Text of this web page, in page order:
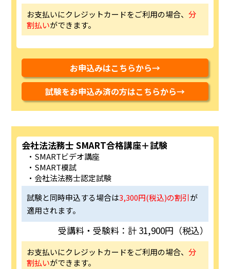
お支払いにクレジットカードをご利用の場合、分
割払いができます。
お申込みはこちらから→
試験をお申込み済の方はこちらから→
会社法法務士 SMART合格講座＋試験
SMARTビデオ講座
SMART模試
会社法法務士認定試験
試験と同時申込する場合は3,300円(税込)の割引が
適用されます。
受講料・受験料：計 31,900円（税込）
お支払いにクレジットカードをご利用の場合、分
割払いができます。